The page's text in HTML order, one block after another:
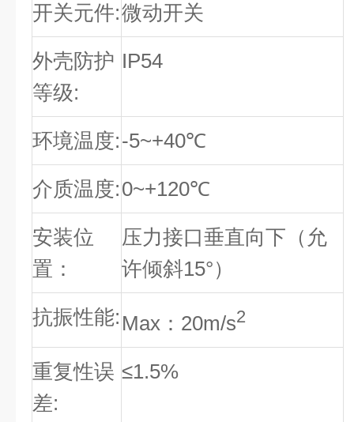
开关元件:微动开关
外壳防护
等级:
IP54
环境温度:-5~+40℃
介质温度:0~+120℃
安装位
置：
压力接口垂直向下（允
许倾斜15°）
抗振性能: Max：20m/s2
重复性误
差:
≤1.5%